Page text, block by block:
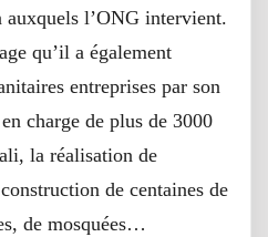
auxquels l’ONG intervient.
qu’il a également
entreprises par son
charge de plus de 3000
la réalisation de
de centaines de
de mosquées…